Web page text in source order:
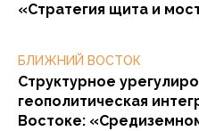
«Стратегия щита и
БЛИЖНИЙ ВОСТОК
Структурное
геополитическая
Востоке: